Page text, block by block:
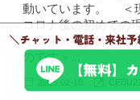
動いています。 ＜
コロナ後の初めての
オフィス壁に飾って
のです＞...
2025-02-18